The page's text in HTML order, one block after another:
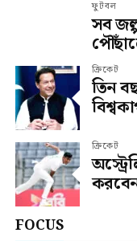
ফুটবল
সব
ক্রিকেট
তিন
ক্রিকেট
FOCUS